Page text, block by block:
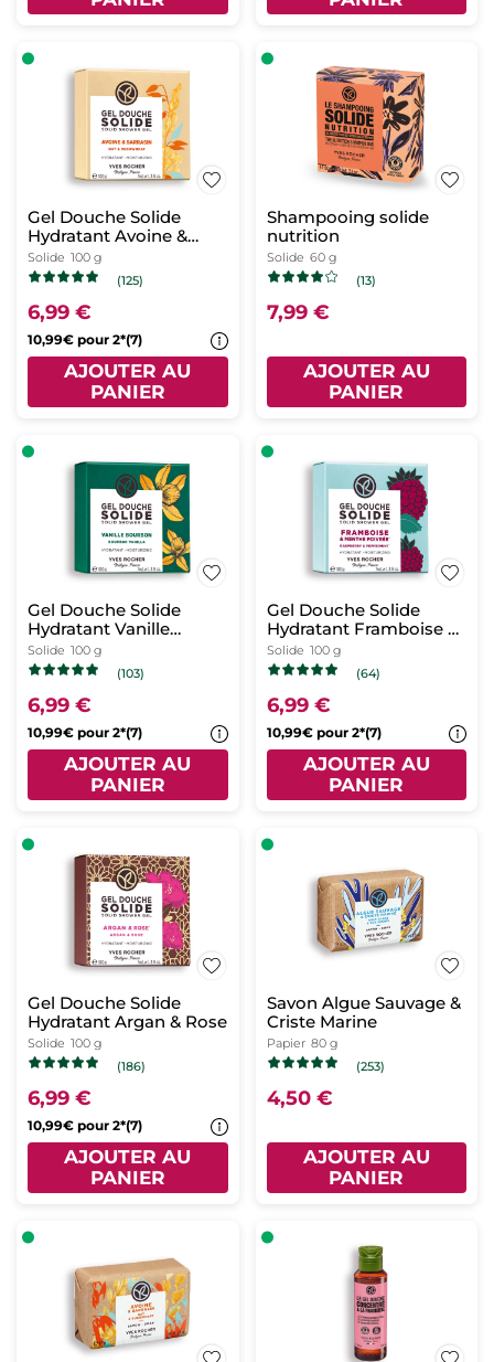
Gel Douche Solide
Hydratant Avoine &
Sarrasin
Solide 100 g
(125)
6,99 €
10,99€ pour 2*(7)
AJOUTER AU
PANIER
Shampooing solide
nutrition
Solide 60 g
(13)
7,99 €
AJOUTER AU
PANIER
Gel Douche Solide
Hydratant Vanille
Bourbon
Solide 100 g
(103)
6,99 €
10,99€ pour 2*(7)
AJOUTER AU
PANIER
Gel Douche Solide
Hydratant Framboise &
Menthe Poivrée
Solide 100 g
(64)
6,99 €
10,99€ pour 2*(7)
AJOUTER AU
PANIER
Gel Douche Solide
Hydratant Argan & Rose
Solide 100 g
(186)
6,99 €
10,99€ pour 2*(7)
AJOUTER AU
PANIER
Savon Algue Sauvage &
Criste Marine
Papier 80 g
(253)
4,50 €
AJOUTER AU
PANIER